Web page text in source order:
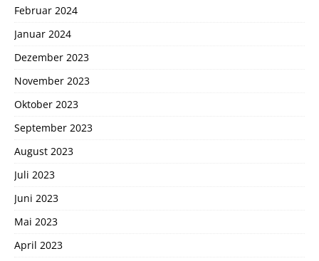
Februar 2024
Januar 2024
Dezember 2023
November 2023
Oktober 2023
September 2023
August 2023
Juli 2023
Juni 2023
Mai 2023
April 2023